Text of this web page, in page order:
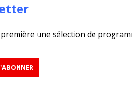
une sélection de